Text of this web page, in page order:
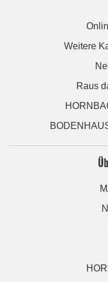
Weitere
Raus